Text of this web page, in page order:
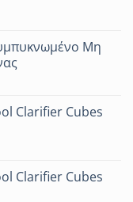
Μη
Clarifier Cubes
Clarifier Cubes